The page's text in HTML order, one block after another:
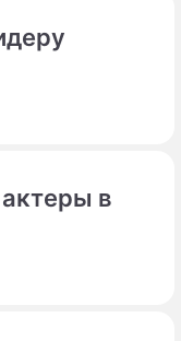
в